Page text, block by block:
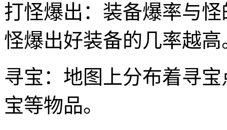
打怪爆出：装备爆率与
怪爆出好装备的几率越高
寻宝：地图上分布着寻
宝等物品。